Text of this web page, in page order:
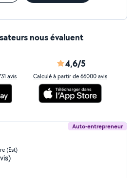
nous évaluent
avis
4,6/5
Calculé à partir de 66000 avis
Auto-entrepreneur
(Est)